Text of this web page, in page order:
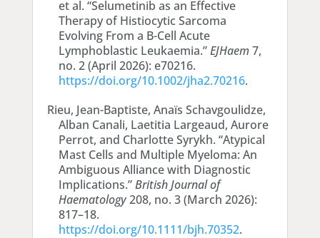
et al. “Selumetinib as an Effective
Therapy of Histiocytic Sarcoma
Evolving From a B-Cell Acute
Lymphoblastic Leukaemia.”EJHaem7,
no. 2 (April 2026): e70216.
https://doi.org/10.1002/jha2.70216.
Rieu, Jean-Baptiste, Anaïs Schavgoulidze,
Alban Canali, Laetitia Largeaud, Aurore
Perrot, and Charlotte Syrykh. “Atypical
Mast Cells and Multiple Myeloma: An
Ambiguous Alliance with Diagnostic
Implications.”British Journal of
Haematology208, no. 3 (March 2026):
817–18.
https://doi.org/10.1111/bjh.70352.